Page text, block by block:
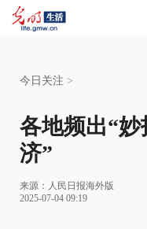
今日关注 >
各地频出“
济”
来源： 人民日报海外版
2025-07-04 09:19